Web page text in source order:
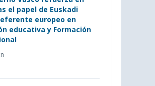
el papel de Euskadi
europeo en
educativa y Formación